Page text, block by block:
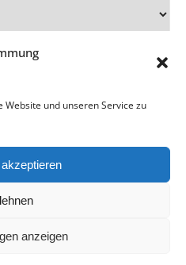
und unseren Service zu
anzeigen
vonWP Royal.
Cookie-Richtlinie (EU)